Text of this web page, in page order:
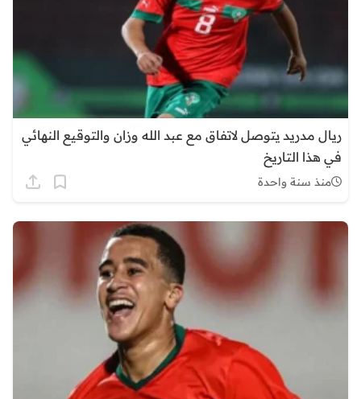
ريال مدريد يتوصل لاتفاق مع عبد الله وزان والتوقيع النهائي
في هذا التاريخ
منذ سنة واحدة